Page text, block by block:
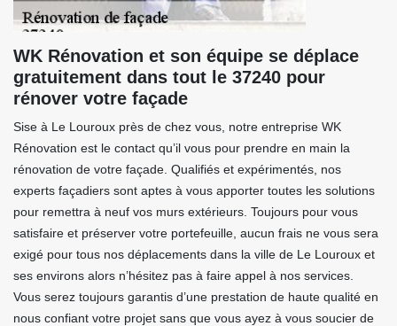
WK Rénovation et son équipe se déplace
gratuitement dans tout le 37240 pour
rénover votre façade
Sise à Le Louroux près de chez vous, notre entreprise WK
Rénovation est le contact qu’il vous pour prendre en main la
rénovation de votre façade. Qualifiés et expérimentés, nos
experts façadiers sont aptes à vous apporter toutes les solutions
pour remettra à neuf vos murs extérieurs. Toujours pour vous
satisfaire et préserver votre portefeuille, aucun frais ne vous sera
exigé pour tous nos déplacements dans la ville de Le Louroux et
ses environs alors n’hésitez pas à faire appel à nos services.
Vous serez toujours garantis d’une prestation de haute qualité en
nous confiant votre projet sans que vous ayez à vous soucier de